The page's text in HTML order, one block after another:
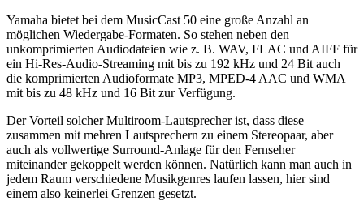
Yamaha bietet bei dem MusicCast 50 eine große Anzahl an
möglichen Wiedergabe-Formaten. So stehen neben den
unkomprimierten Audiodateien wie z. B. WAV, FLAC und AIFF für
ein Hi-Res-Audio-Streaming mit bis zu 192 kHz und 24 Bit auch
die komprimierten Audioformate MP3, MPED-4 AAC und WMA
mit bis zu 48 kHz und 16 Bit zur Verfügung.
Der Vorteil solcher Multiroom-Lautsprecher ist, dass diese
zusammen mit mehren Lautsprechern zu einem Stereopaar, aber
auch als vollwertige Surround-Anlage für den Fernseher
miteinander gekoppelt werden können. Natürlich kann man auch in
jedem Raum verschiedene Musikgenres laufen lassen, hier sind
einem also keinerlei Grenzen gesetzt.